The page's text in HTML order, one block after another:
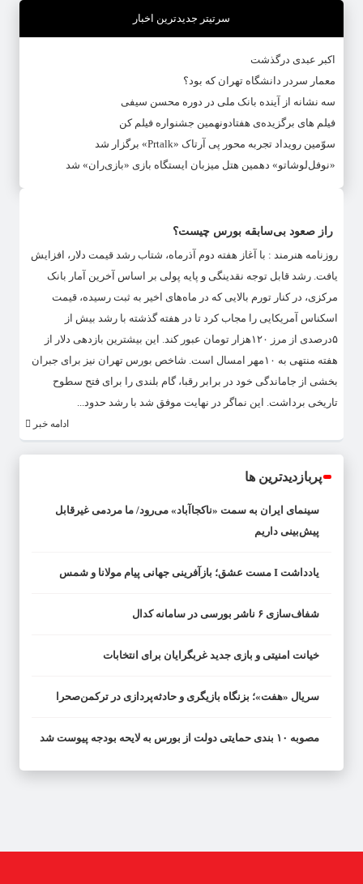
سرتیتر جدیدترین اخبار
اکبر عبدی درگذشت
معمار سردر دانشگاه تهران که بود؟
سه نشانه از آینده بانک ملی در دوره محسن سیفی
فیلم های برگزیده‌ی هفتادونهمین جشنواره فیلم کن
سوّمین رویداد تجربه محور پی آرتاک «Prtalk» برگزار شد
«نوفل‌لوشاتو» دهمین هتل میزبان ایستگاه بازی «بازی‌ران» شد
راز صعود بی‌سابقه بورس چیست؟
روزنامه هنرمند : با آغاز هفته دوم آذرماه، شتاب رشد قیمت دلار، افزایش
یافت. رشد قابل توجه نقدینگی و پایه پولی بر اساس آخرین آمار بانک
مرکزی، در کنار تورم بالایی که در ماه‌های اخیر به ثبت رسیده، قیمت
اسکناس آمریکایی را مجاب کرد تا در هفته گذشته با رشد بیش از
۵درصدی از مرز ۱۲۰هزار تومان عبور کند. این بیشترین بازدهی دلار از
هفته منتهی به ۱۰مهر امسال است. شاخص بورس تهران نیز برای جبران
بخشی از جاماندگی خود در برابر رقبا، گام بلندی را برای فتح سطوح
تاریخی برداشت. این نماگر در نهایت موفق شد با رشد حدود...
ادامه خبر
پربازدیدترین ها
سینمای ایران به سمت «ناکجاآباد» می‌رود/ ما مردمی غیرقابل
پیش‌بینی داریم
یادداشت I مست عشق؛ بازآفرینی جهانی پیام مولانا و شمس
شفاف‌سازی ۶ ناشر بورسی در سامانه کدال
خیانت امنیتی و بازی جدید غربگرایان برای انتخابات
سریال «هفت»؛ بزنگاه بازیگری و حادثه‌پردازی در ترکمن‌صحرا
مصوبه ۱۰ بندی حمایتی دولت از بورس به لایحه بودجه پیوست شد